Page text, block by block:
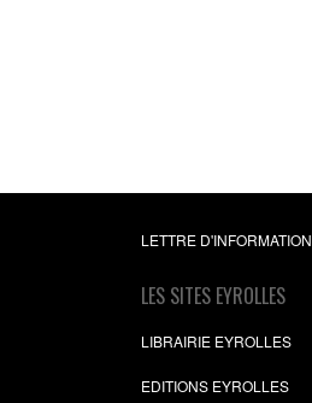
LETTRE D'INFORMATION
LES SITES EYROLLES
LIBRAIRIE EYROLLES
EDITIONS EYROLLES